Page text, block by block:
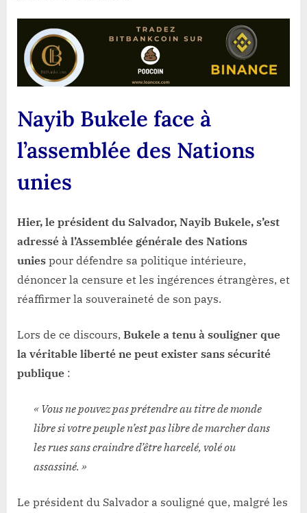
Nayib Bukele face à
l’assemblée des Nations
unies
Hier, le président du Salvador, Nayib Bukele, s’est
adressé à l’Assemblée générale des Nations
unies pour défendre sa politique intérieure,
dénoncer la censure et les ingérences étrangères, et
réaffirmer la souveraineté de son pays.
Lors de ce discours, Bukele a tenu à souligner que
la véritable liberté ne peut exister sans sécurité
publique :
« Vous ne pouvez pas prétendre au titre de monde
libre si votre peuple n’est pas libre de marcher dans
les rues sans craindre d’être harcelé, volé ou
assassiné. »
Le président du Salvador a souligné que, malgré les